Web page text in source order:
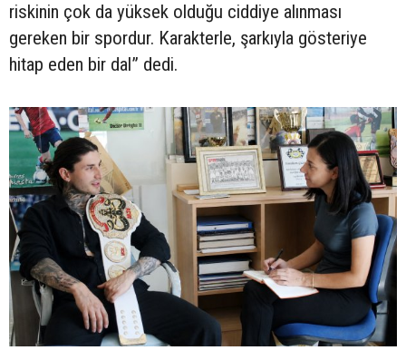
riskinin çok da yüksek olduğu ciddiye alınması
gereken bir spordur. Karakterle, şarkıyla gösteriye
hitap eden bir dal” dedi.